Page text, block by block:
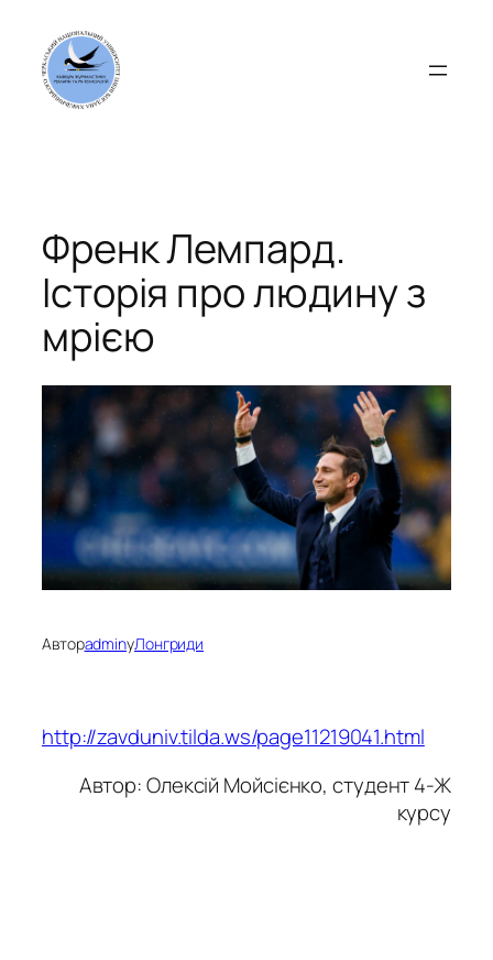
вмісту
Френк Лемпард.
Історія про людину з
мрією
АвторadminуЛонгриди
http://zavduniv.tilda.ws/page11219041.html
Автор: Олексій Мойсієнко, студент 4-Ж
курсу